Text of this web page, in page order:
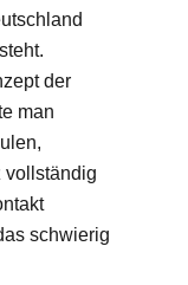
der
man
vollständig
schwierig